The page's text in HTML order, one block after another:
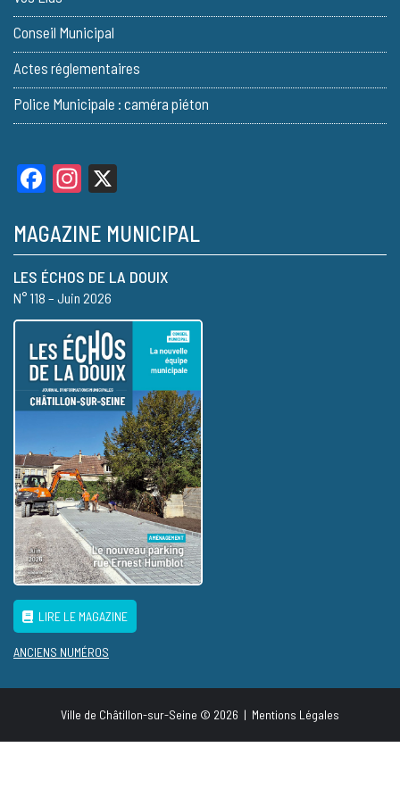
Conseil Municipal
Actes réglementaires
Police Municipale : caméra piéton
FacebookInstagram
MAGAZINE MUNICIPAL
LES ÉCHOS DE LA DOUIX
N° 118 – Juin 2026
LIRE LE MAGAZINE
ANCIENS NUMÉROS
Ville de Châtillon-sur-Seine © 2026 | Mentions Légales